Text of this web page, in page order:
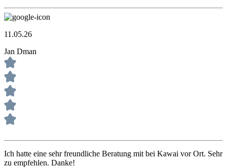
11.05.26
Jan Dman
Ich hatte eine sehr freundliche Beratung mit bei Kawai vor Ort. Sehr
zu empfehlen. Danke!